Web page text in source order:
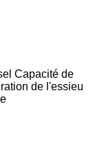
Capacité de
de l'essieu